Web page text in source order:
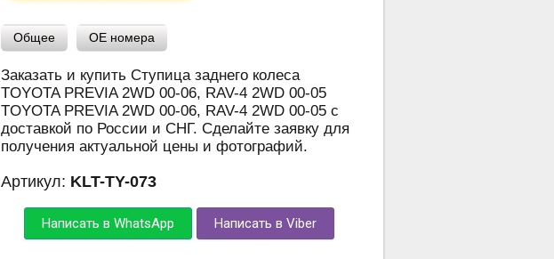
Общее OE номера
Заказать и купить Ступица заднего колеса
TOYOTA PREVIA 2WD 00-06, RAV-4 2WD 00-05
TOYOTA PREVIA 2WD 00-06, RAV-4 2WD 00-05 с
доставкой по России и СНГ. Сделайте заявку для
получения актуальной цены и фотографий.
Артикул: KLT-TY-073
Написать в WhatsApp Написать в Viber